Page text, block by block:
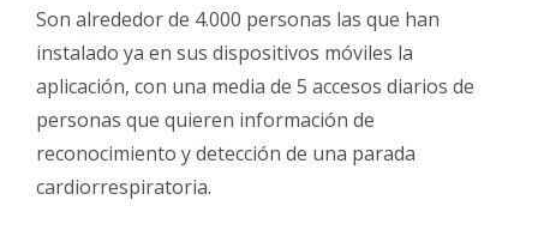
Son alrededor de 4.000 personas las que han
instalado ya en sus dispositivos móviles la
aplicación, con una media de 5 accesos diarios de
personas que quieren información de
reconocimiento y detección de una parada
cardiorrespiratoria.